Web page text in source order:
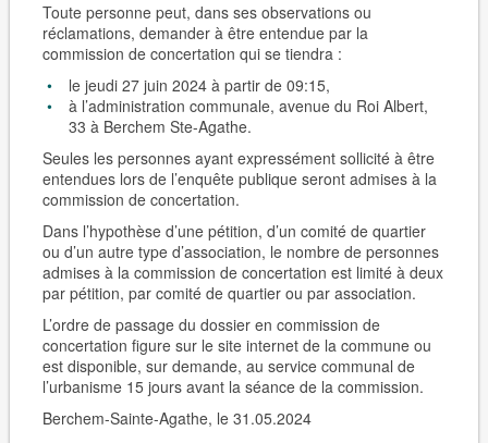
Toute personne peut, dans ses observations ou
réclamations, demander à être entendue par la
commission de concertation qui se tiendra :
le jeudi 27 juin 2024 à partir de 09:15,
à l’administration communale, avenue du Roi Albert,
33 à Berchem Ste-Agathe.
Seules les personnes ayant expressément sollicité à être
entendues lors de l’enquête publique seront admises à la
commission de concertation.
Dans l’hypothèse d’une pétition, d’un comité de quartier
ou d’un autre type d’association, le nombre de personnes
admises à la commission de concertation est limité à deux
par pétition, par comité de quartier ou par association.
L’ordre de passage du dossier en commission de
concertation figure sur le site internet de la commune ou
est disponible, sur demande, au service communal de
l’urbanisme 15 jours avant la séance de la commission.
Berchem-Sainte-Agathe, le 31.05.2024